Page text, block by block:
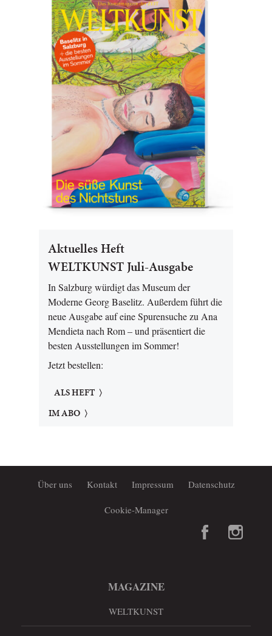
Aktuelles Heft
WELTKUNST Juli-Ausgabe
In Salzburg würdigt das Museum der
Moderne Georg Baselitz. Außerdem führt die
neue Ausgabe auf eine Spurensuche zu Ana
Mendieta nach Rom – und präsentiert die
besten Ausstellungen im Sommer!
Jetzt bestellen:
ALS HEFT
IM ABO
Über uns Kontakt Impressum Datenschutz
Cookie-Manager
MAGAZINE
WELTKUNST